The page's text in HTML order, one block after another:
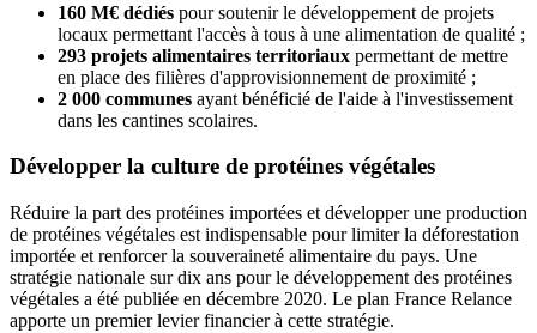
160 M€ dédiés pour soutenir le développement de projets
locaux permettant l'accès à tous à une alimentation de qualité ;
293 projets alimentaires territoriaux permettant de mettre
en place des filières d'approvisionnement de proximité ;
2 000 communes ayant bénéficié de l'aide à l'investissement
dans les cantines scolaires.
Développer la culture de protéines végétales
Réduire la part des protéines importées et développer une production
de protéines végétales est indispensable pour limiter la déforestation
importée et renforcer la souveraineté alimentaire du pays. Une
stratégie nationale sur dix ans pour le développement des protéines
végétales a été publiée en décembre 2020. Le plan France Relance
apporte un premier levier financier à cette stratégie.